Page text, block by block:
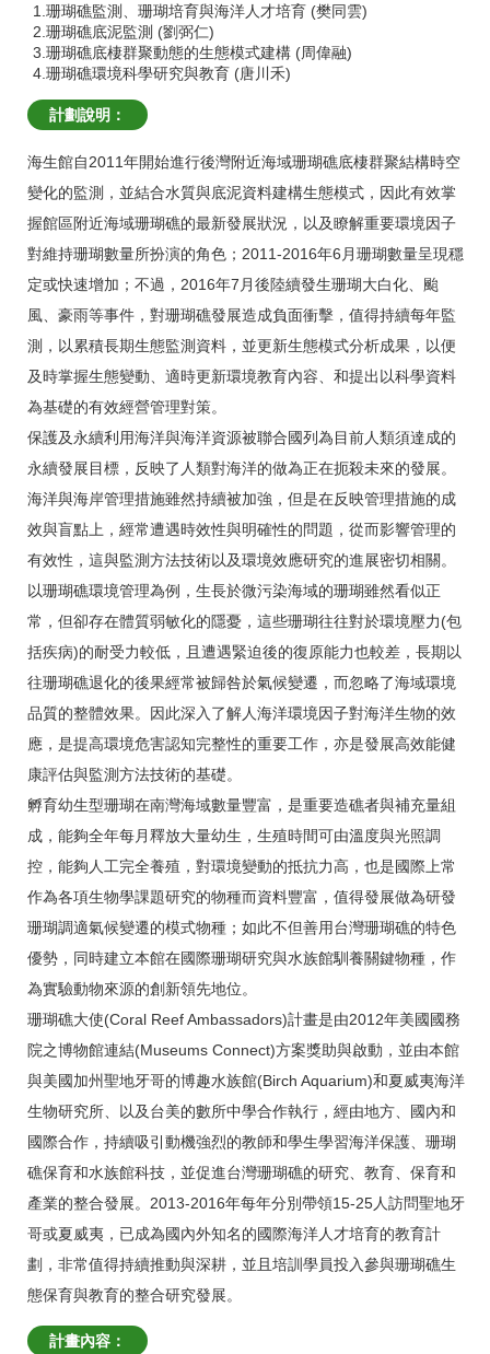
1.珊瑚礁監測、珊瑚培育與海洋人才培育 (樊同雲)
2.珊瑚礁底泥監測 (劉弼仁)
3.珊瑚礁底棲群聚動態的生態模式建構 (周偉融)
4.珊瑚礁環境科學研究與教育 (唐川禾)
計劃說明：
海生館自2011年開始進行後灣附近海域珊瑚礁底棲群聚結構時空
變化的監測，並結合水質與底泥資料建構生態模式，因此有效掌
握館區附近海域珊瑚礁的最新發展狀況，以及瞭解重要環境因子
對維持珊瑚數量所扮演的角色；2011-2016年6月珊瑚數量呈現穩
定或快速增加；不過，2016年7月後陸續發生珊瑚大白化、颱
風、豪雨等事件，對珊瑚礁發展造成負面衝擊，值得持續每年監
測，以累積長期生態監測資料，並更新生態模式分析成果，以便
及時掌握生態變動、適時更新環境教育內容、和提出以科學資料
為基礎的有效經營管理對策。
保護及永續利用海洋與海洋資源被聯合國列為目前人類須達成的
永續發展目標，反映了人類對海洋的做為正在扼殺未來的發展。
海洋與海岸管理措施雖然持續被加強，但是在反映管理措施的成
效與盲點上，經常遭遇時效性與明確性的問題，從而影響管理的
有效性，這與監測方法技術以及環境效應研究的進展密切相關。
以珊瑚礁環境管理為例，生長於微污染海域的珊瑚雖然看似正
常，但卻存在體質弱敏化的隱憂，這些珊瑚往往對於環境壓力(包
括疾病)的耐受力較低，且遭遇緊迫後的復原能力也較差，長期以
往珊瑚礁退化的後果經常被歸咎於氣候變遷，而忽略了海域環境
品質的整體效果。因此深入了解人海洋環境因子對海洋生物的效
應，是提高環境危害認知完整性的重要工作，亦是發展高效能健
康評估與監測方法技術的基礎。
孵育幼生型珊瑚在南灣海域數量豐富，是重要造礁者與補充量組
成，能夠全年每月釋放大量幼生，生殖時間可由溫度與光照調
控，能夠人工完全養殖，對環境變動的抵抗力高，也是國際上常
作為各項生物學課題研究的物種而資料豐富，值得發展做為研發
珊瑚調適氣候變遷的模式物種；如此不但善用台灣珊瑚礁的特色
優勢，同時建立本館在國際珊瑚研究與水族館馴養關鍵物種，作
為實驗動物來源的創新領先地位。
珊瑚礁大使(Coral Reef Ambassadors)計畫是由2012年美國國務
院之博物館連結(Museums Connect)方案獎助與啟動，並由本館
與美國加州聖地牙哥的博趣水族館(Birch Aquarium)和夏威夷海洋
生物研究所、以及台美的數所中學合作執行，經由地方、國內和
國際合作，持續吸引動機強烈的教師和學生學習海洋保護、珊瑚
礁保育和水族館科技，並促進台灣珊瑚礁的研究、教育、保育和
產業的整合發展。2013-2016年每年分別帶領15-25人訪問聖地牙
哥或夏威夷，已成為國內外知名的國際海洋人才培育的教育計
劃，非常值得持續推動與深耕，並且培訓學員投入參與珊瑚礁生
態保育與教育的整合研究發展。
計畫內容：